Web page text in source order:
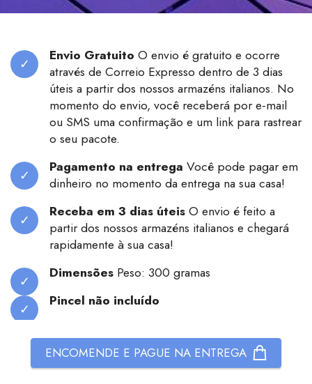
Envio Gratuito O envio é gratuito e ocorre
através de Correio Expresso dentro de 3 dias
úteis a partir dos nossos armazéns italianos. No
momento do envio, você receberá por e-mail
ou SMS uma confirmação e um link para rastrear
o seu pacote.
Pagamento na entrega Você pode pagar em
dinheiro no momento da entrega na sua casa!
Receba em 3 dias úteisO envio é feito a
partir dos nossos armazéns italianos e chegará
rapidamente à sua casa!
Dimensões Peso: 300 gramas
Pincel não incluído
ENCOMENDE E PAGUE NA ENTREGA